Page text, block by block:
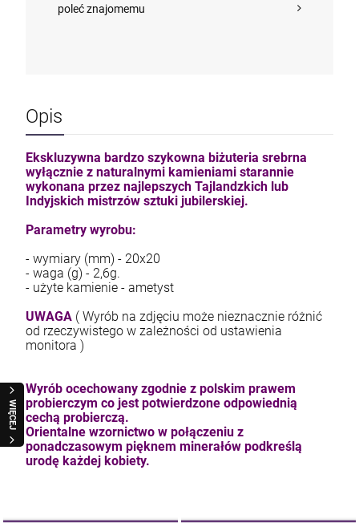
4,71 zł
szt.
WIĘCEJ
poleć znajomemu
Opis
Ekskluzywna bardzo szykowna biżuteria srebrna
wyłącznie z naturalnymi kamieniami starannie
wykonana przez najlepszych Tajlandzkich lub
Indyjskich mistrzów sztuki jubilerskiej.
Parametry wyrobu:
- wymiary (mm) - 20x20
- waga (g) - 2,6g.
- użyte kamienie - ametyst
UWAGA ( Wyrób na zdjęciu może nieznacznie różnić
od rzeczywistego w zależności od ustawienia
monitora )
Wyrób ocechowany zgodnie z polskim prawem
probierczym co jest potwierdzone odpowiednią
cechą probierczą.
Orientalne wzornictwo w połączeniu z
ponadczasowym pięknem minerałów podkreślą
urodę każdej kobiety.